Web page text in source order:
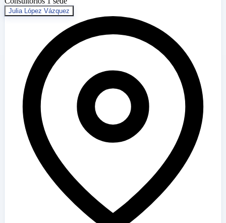
Julia López Vázquez